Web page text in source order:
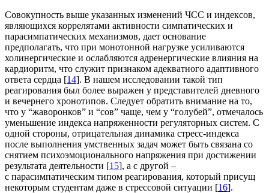
Совокупность выше указанных изменений ЧСС и индексов,
являющихся коррелятами активности симпатических и
парасимпатических механизмов, дает основание
предполагать, что при монотонной нагрузке усиливаются
холинергические и ослабляются адренергические влияния на
кардиоритм, что служит признаком адекватного адаптивного
ответа сердца [14]. В нашем исследовании такой тип
реагирования был более выражен у представителей дневного
и вечернего хронотипов. Следует обратить внимание на то,
что у “жаворонков” и “сов” чаще, чем у “голубей”, отмечалось
уменьшение индекса напряженности регуляторных систем. С
одной стороны, отрицательная динамика стресс-индекса
после выполнения умственных задач может быть связана со
снятием психоэмоционального напряжения при достижении
результата деятельности [15], а с другой –
с парасимпатическим типом реагирования, который присущ
некоторым студентам даже в стрессовой ситуации [16].